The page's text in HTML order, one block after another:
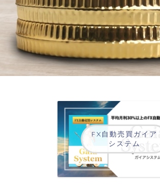
FX自動売買ガイア
システム